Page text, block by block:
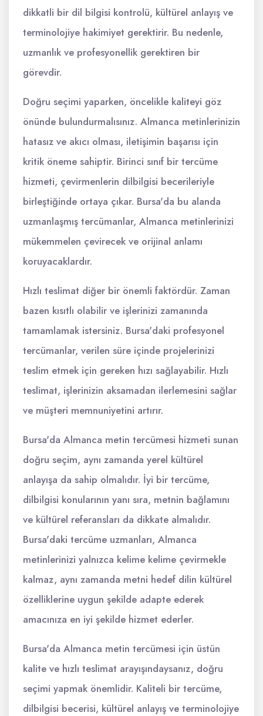
dikkatli bir dil bilgisi kontrolü, kültürel anlayış ve
terminolojiye hakimiyet gerektirir. Bu nedenle,
uzmanlık ve profesyonellik gerektiren bir
görevdir.
Doğru seçimi yaparken, öncelikle kaliteyi göz
önünde bulundurmalısınız. Almanca metinlerinizin
hatasız ve akıcı olması, iletişimin başarısı için
kritik öneme sahiptir. Birinci sınıf bir tercüme
hizmeti, çevirmenlerin dilbilgisi becerileriyle
birleştiğinde ortaya çıkar. Bursa'da bu alanda
uzmanlaşmış tercümanlar, Almanca metinlerinizi
mükemmelen çevirecek ve orijinal anlamı
koruyacaklardır.
Hızlı teslimat diğer bir önemli faktördür. Zaman
bazen kısıtlı olabilir ve işlerinizi zamanında
tamamlamak istersiniz. Bursa'daki profesyonel
tercümanlar, verilen süre içinde projelerinizi
teslim etmek için gereken hızı sağlayabilir. Hızlı
teslimat, işlerinizin aksamadan ilerlemesini sağlar
ve müşteri memnuniyetini artırır.
Bursa'da Almanca metin tercümesi hizmeti sunan
doğru seçim, aynı zamanda yerel kültürel
anlayışa da sahip olmalıdır. İyi bir tercüme,
dilbilgisi konularının yanı sıra, metnin bağlamını
ve kültürel referansları da dikkate almalıdır.
Bursa'daki tercüme uzmanları, Almanca
metinlerinizi yalnızca kelime kelime çevirmekle
kalmaz, aynı zamanda metni hedef dilin kültürel
özelliklerine uygun şekilde adapte ederek
amacınıza en iyi şekilde hizmet ederler.
Bursa'da Almanca metin tercümesi için üstün
kalite ve hızlı teslimat arayışındaysanız, doğru
seçimi yapmak önemlidir. Kaliteli bir tercüme,
dilbilgisi becerisi, kültürel anlayış ve terminolojiye